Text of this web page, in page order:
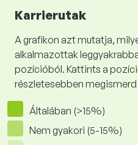
Karrierutak
A grafikon azt mutatja,
alkalmazottak
pozícióból. Kattints a
részletesebben
Általában (>15%)
Nem gyakori (5-15%)